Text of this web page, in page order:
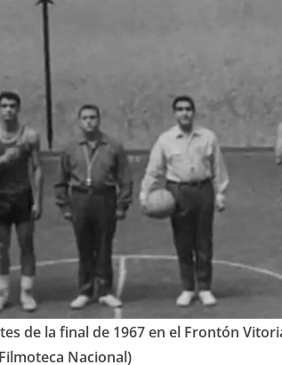
de la final de 1967 en el Frontón
Filmoteca Nacional)